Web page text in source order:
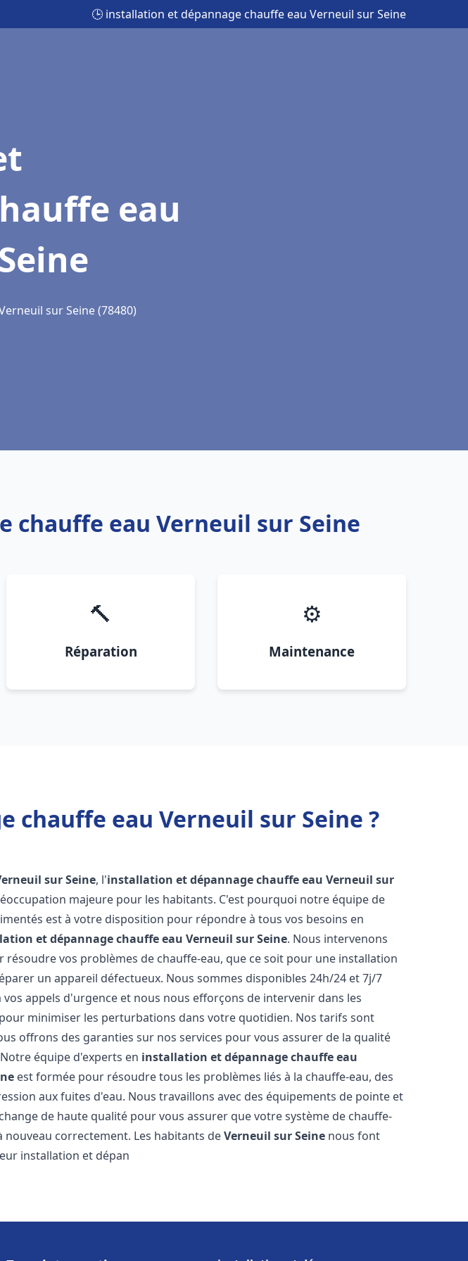
🕒 installation et dépannage chauffe eau Verneuil sur Seine
eau
sur Seine (78480)
chauffe eau Verneuil sur Seine
🔨
Réparation
⚙️
Maintenance
chauffe eau Verneuil sur Seine ?
sur Seine, l'installation et dépannage chauffe eau Verneuil sur
majeure pour les habitants. C'est pourquoi notre équipe de
est à votre disposition pour répondre à tous vos besoins en
et dépannage chauffe eau Verneuil sur Seine. Nous intervenons
résoudre vos problèmes de chauffe-eau, que ce soit pour une installation
un appareil défectueux. Nous sommes disponibles 24h/24 et 7j/7
appels d'urgence et nous nous efforçons de intervenir dans les
minimiser les perturbations dans votre quotidien. Nos tarifs sont
offrons des garanties sur nos services pour vous assurer de la qualité
équipe d'experts en installation et dépannage chauffe eau
est formée pour résoudre tous les problèmes liés à la chauffe-eau, des
aux fuites d'eau. Nous travaillons avec des équipements de pointe et
de haute qualité pour vous assurer que votre système de chauffe-
nouveau correctement. Les habitants deVerneuil sur Seine nous font
installation et dépan